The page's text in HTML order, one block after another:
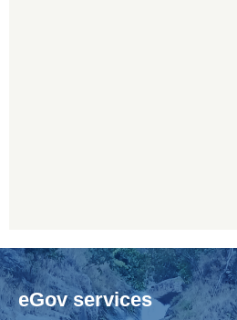
eGov services